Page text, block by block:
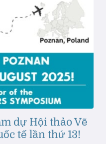
dự Hội thảo Vẽ
tế lần thứ 13!